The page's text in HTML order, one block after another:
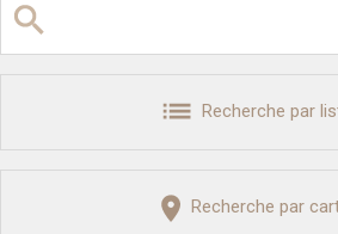
Recherche par
Recherche par